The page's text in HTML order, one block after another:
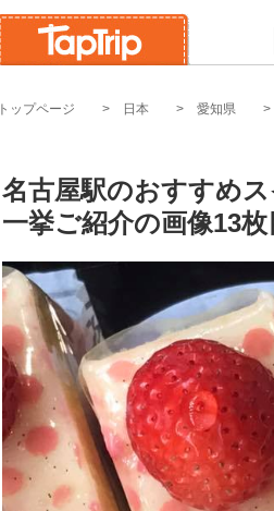
トップページ 日本 愛知県
名古屋駅のおすすめ
一挙ご紹介の画像13枚